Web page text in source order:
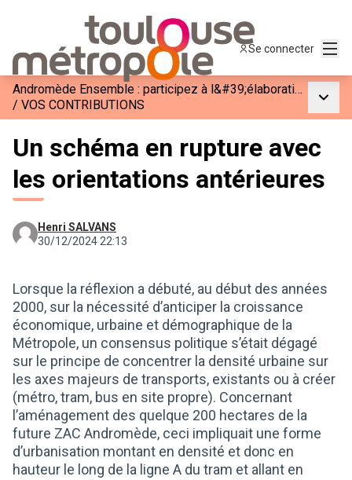
Se connecter
Andromède Ensemble : participez à l&#39;élaboration de la phase 3
/ VOS CONTRIBUTIONS
Un schéma en rupture avec
les orientations antérieures
Henri SALVANS
30/12/2024 22:13
Lorsque la réflexion a débuté, au début des années
2000, sur la nécessité d’anticiper la croissance
économique, urbaine et démographique de la
Métropole, un consensus politique s’était dégagé
sur le principe de concentrer la densité urbaine sur
les axes majeurs de transports, existants ou à créer
(métro, tram, bus en site propre). Concernant
l’aménagement des quelque 200 hectares de la
future ZAC Andromède, ceci impliquait une forme
d’urbanisation montant en densité et donc en
hauteur le long de la ligne A du tram et allant en